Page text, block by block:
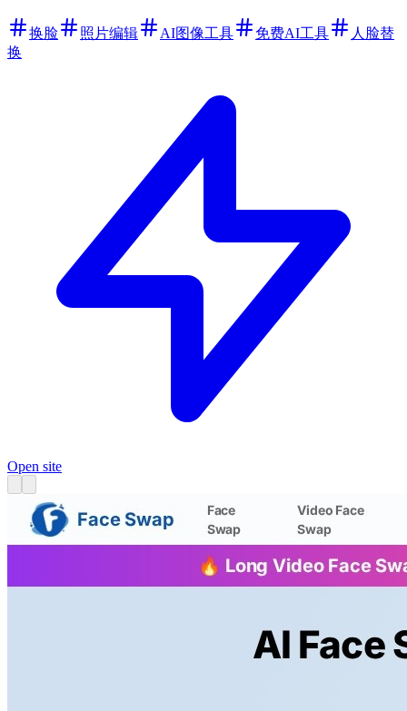
换脸 照片编辑 AI图像工具 免费AI工具
人脸替
换
Open site